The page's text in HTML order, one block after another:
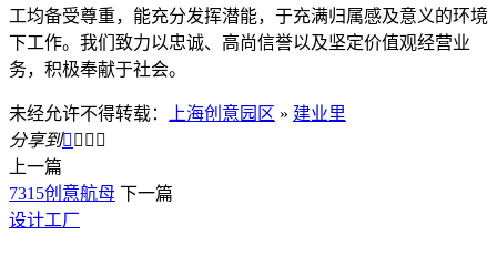
工均备受尊重，能充分发挥潜能，于充满归属感及意义的环境
下工作。我们致力以忠诚、高尚信誉以及坚定价值观经营业
务，积极奉献于社会。
未经允许不得转载： 上海创意园区 » 建业里
分享到   
上一篇
7315创意航母 下一篇
设计工厂